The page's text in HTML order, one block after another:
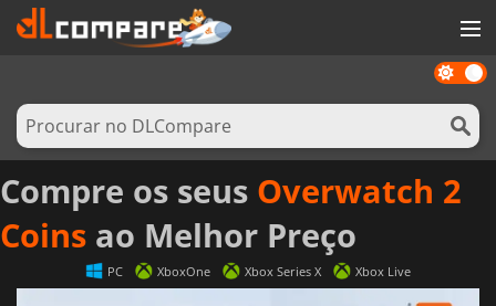
GAME CARDS
SOFTWARE
REWARDS
HARDWARE
Dark
mode
Compre os seus Overwatch 2
Coins ao Melhor Preço
PC XboxOne Xbox Series X Xbox Live